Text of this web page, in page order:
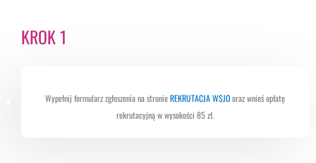
Wypełnij formularz zgłoszenia na stronieREKRUTACJA WSJOoraz wnieś opłatę
rekrutacyjną w wysokości 85 zł.
KROK 1